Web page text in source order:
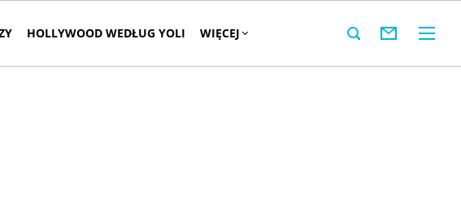
HOLLYWOOD WEDŁUG YOLI WIĘCEJ